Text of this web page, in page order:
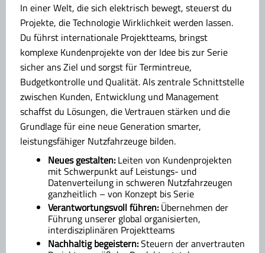
In einer Welt, die sich elektrisch bewegt, steuerst du
Projekte, die Technologie Wirklichkeit werden lassen.
Du führst internationale Projektteams, bringst
komplexe Kundenprojekte von der Idee bis zur Serie
sicher ans Ziel und sorgst für Termintreue,
Budgetkontrolle und Qualität. Als zentrale Schnittstelle
zwischen Kunden, Entwicklung und Management
schaffst du Lösungen, die Vertrauen stärken und die
Grundlage für eine neue Generation smarter,
leistungsfähiger Nutzfahrzeuge bilden.
Neues gestalten: Leiten von Kundenprojekten
mit Schwerpunkt auf Leistungs- und
Datenverteilung in schweren Nutzfahrzeugen
ganzheitlich – von Konzept bis Serie
Verantwortungsvoll führen: Übernehmen der
Führung unserer global organisierten,
interdisziplinären Projektteams
Nachhaltig begeistern:Steuern der anvertrauten